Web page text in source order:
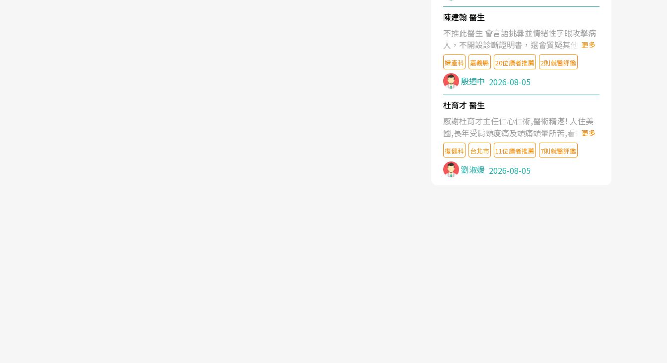
陳建翰 醫生
不推此醫生 會言語挑釁並情緒性字眼攻擊病
人，不開設診斷證明書，還會質疑其他醫生
的判斷！
更多
婦產科 嘉義縣 20位讀者推薦 2則就醫評鑑
殷迺中 2026-08-05
杜育才 醫生
感謝杜育才主任仁心仁術,醫術精湛! 人住美
國,長年受肩頸痠痛及頭痛頭暈所苦,看遍名醫
教授,做了各種檢查,也嘗試過西醫打針,中醫
針灸及物理徒手治療都沒有用,後來連吃到嗎
啡類止痛藥都效果有限,只是壓症狀,沒多久就
痛起來,多年失眠嚴重影響生活品質. 台灣親
更多
復健科 台北市 11位讀者推薦 7則就醫評鑑
劉淑媛 2026-08-05